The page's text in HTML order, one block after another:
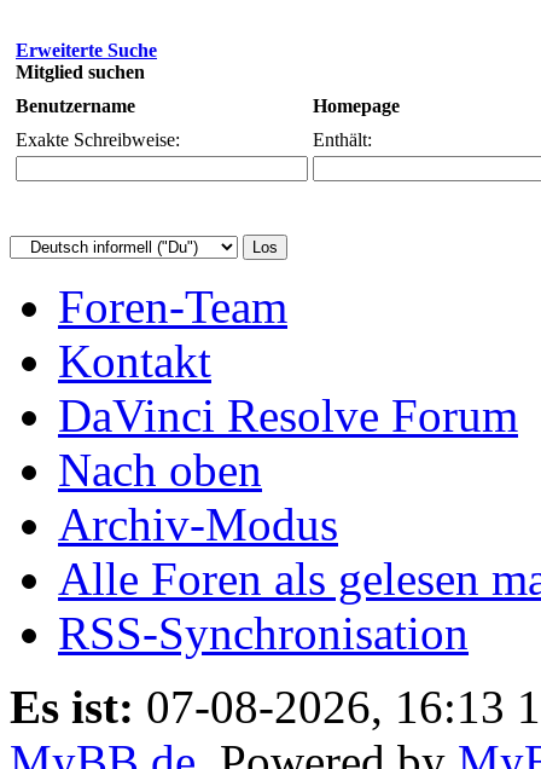
Erweiterte Suche
Mitglied suchen
Benutzername
Homepage
Exakte Schreibweise:
Enthält:
Foren-Team
Kontakt
DaVinci Resolve Forum
Nach oben
Archiv-Modus
Alle Foren als gelesen
RSS-Synchronisation
Es ist: 07-08-2026, 16:13